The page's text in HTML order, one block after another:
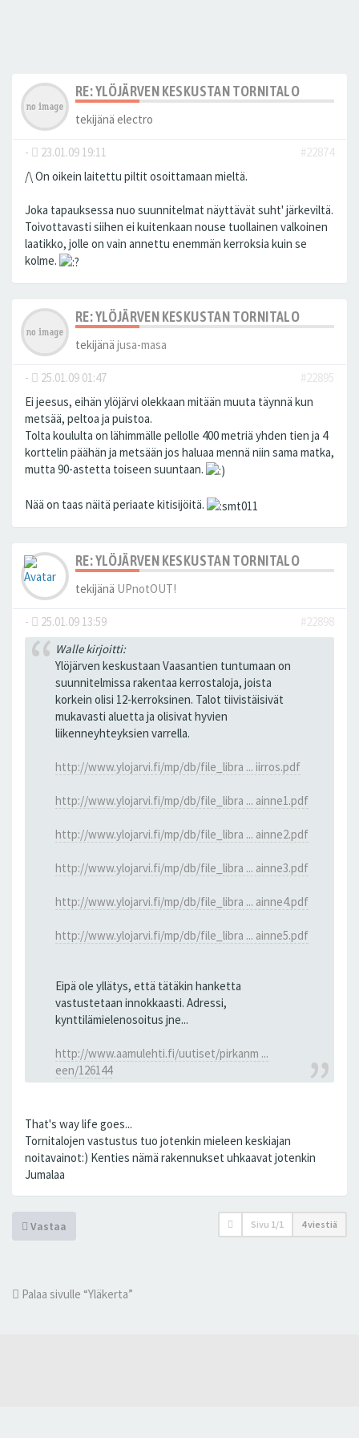
RE: YLÖJÄRVEN KESKUSTAN TORNITALO
tekijänä electro
- 23.01.09 19:11
#22874
/\ On oikein laitettu piltit osoittamaan mieltä.
Joka tapauksessa nuo suunnitelmat näyttävät suht' järkeviltä.
Toivottavasti siihen ei kuitenkaan nouse tuollainen valkoinen
laatikko, jolle on vain annettu enemmän kerroksia kuin se
kolme.
RE: YLÖJÄRVEN KESKUSTAN TORNITALO
tekijänä jusa-masa
- 25.01.09 01:47
#22895
Ei jeesus, eihän ylöjärvi olekkaan mitään muuta täynnä kun
metsää, peltoa ja puistoa.
Tolta koululta on lähimmälle pellolle 400 metriä yhden tien ja 4
korttelin päähän ja metsään jos haluaa mennä niin sama matka,
mutta 90-astetta toiseen suuntaan.
Nää on taas näitä periaate kitisijöitä.
RE: YLÖJÄRVEN KESKUSTAN TORNITALO
tekijänä UPnotOUT!
- 25.01.09 13:59
#22898
Walle kirjoitti:
Ylöjärven keskustaan Vaasantien tuntumaan on
suunnitelmissa rakentaa kerrostaloja, joista
korkein olisi 12-kerroksinen. Talot tiivistäisivät
mukavasti aluetta ja olisivat hyvien
liikenneyhteyksien varrella.
http://www.ylojarvi.fi/mp/db/file_libra ... iirros.pdf
http://www.ylojarvi.fi/mp/db/file_libra ... ainne1.pdf
http://www.ylojarvi.fi/mp/db/file_libra ... ainne2.pdf
http://www.ylojarvi.fi/mp/db/file_libra ... ainne3.pdf
http://www.ylojarvi.fi/mp/db/file_libra ... ainne4.pdf
http://www.ylojarvi.fi/mp/db/file_libra ... ainne5.pdf
Eipä ole yllätys, että tätäkin hanketta
vastustetaan innokkaasti. Adressi,
kynttilämielenosoitus jne...
http://www.aamulehti.fi/uutiset/pirkanm ...
een/126144
That's way life goes...
Tornitalojen vastustus tuo jotenkin mieleen keskiajan
noitavainot:) Kenties nämä rakennukset uhkaavat jotenkin
Jumalaa
Vastaa Sivu 1 /1 4 viestiä
Palaa sivulle “Yläkerta”